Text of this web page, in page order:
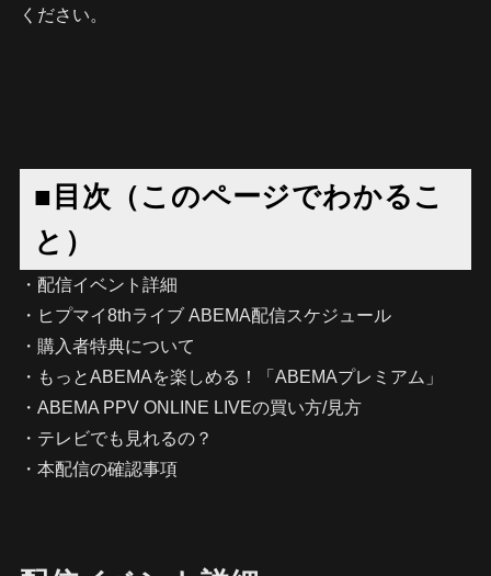
ください。
■目次（このページでわかるこ
と）
・配信イベント詳細
・ヒプマイ8thライブ ABEMA配信スケジュール
・購入者特典について
・もっとABEMAを楽しめる！「ABEMAプレミアム」
・ABEMA PPV ONLINE LIVEの買い方/見方
・テレビでも見れるの？
・本配信の確認事項